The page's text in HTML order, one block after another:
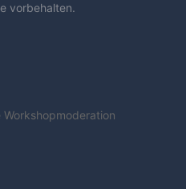
vorbehalten.